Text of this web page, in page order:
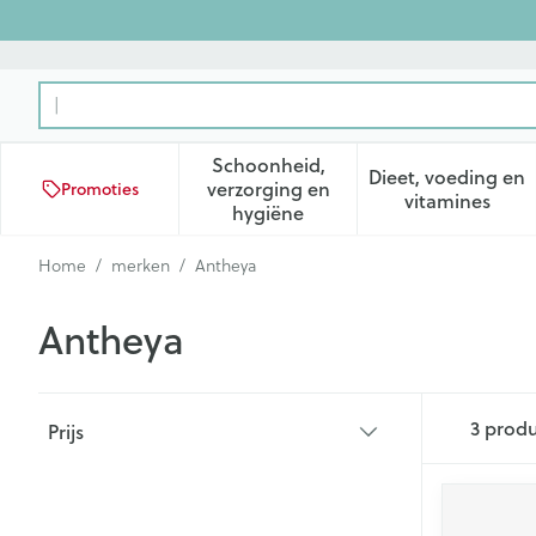
Product, merk, categorie...
Promoties
Schoonheid,
verzorging en
hygiëneToon submenu voor
Dieet, voeding en
vitamines
Toon
Home / merken / Antheya
Antheya
Prijs
3